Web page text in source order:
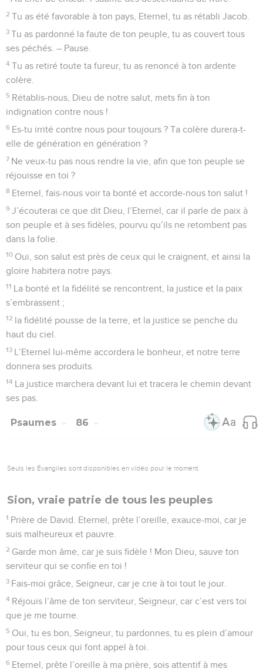
Seuls les Évangiles sont disponibles en vidéo pour le moment.
Le Seigneur parle de paix
descendants de Koré.
l’Eternel. Tout mon être pousse des cris de joie vers le Dieu
vivant.
Même le moineau trouve une maison, et l’hirondelle un nid
où elle dépose ses petits. Moi, je soupire après tes autels,
Eternel, maître de l’univers, mon roi et mon Dieu !
5
célébrer sans cesse. – Pause.
6
Heureux ceux qui trouvent leur force en toi : ils trouvent
dans leur cœur des chemins tout tracés.
7
Lorsqu’ils traversent la vallée des pleurs, ils la transforment
en un lieu plein de sources, et la pluie la couvre aussi de
bénédictions.
8
Leur force augmente pendant la marche, et ils se
présentent devant Dieu à Sion.
9 Eternel, Dieu de l’univers, écoute ma prière ! Prête l’oreille,
Dieu de Jacob ! – Pause.
Toi qui es notre bouclier, vois, ô Dieu, regarde le visage de
préfère me tenir sur le seuil de la maison de mon Dieu plutôt
12 car l’Eternel Dieu est un soleil et un bouclier. L’Eternel
marchent dans l’intégrité.
en toi !
Psaumes 85
Seuls les Évangiles sont disponibles en vidéo pour le moment.
Dans ma détresse, je fais appel à toi